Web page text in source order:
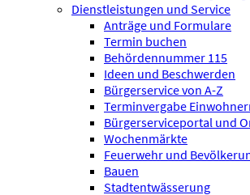
Dienstleistungen und Service
Anträge und Formulare
Termin buchen
Behördennummer 115
Ideen und Beschwerden
Bürgerservice von A-Z
Terminvergabe
Bürgerserviceportal und
Wochenmärkte
Feuerwehr und
Bauen
Stadtentwässerung